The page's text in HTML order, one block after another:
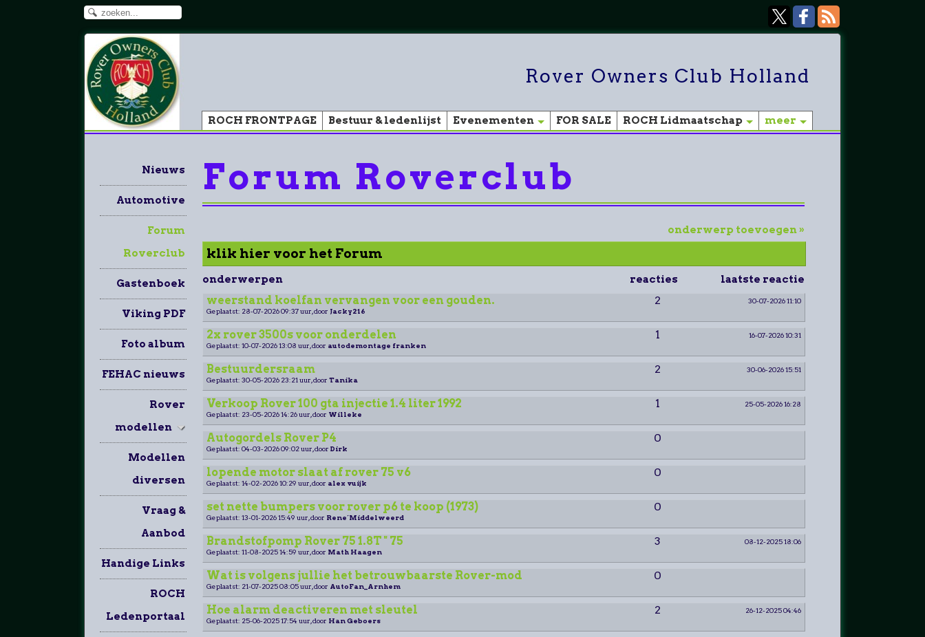
Rover Owners Club Holland
ROCH FRONTPAGE Bestuur & ledenlijst Evenementen FOR SALE ROCH Lidmaatschap meer
Nieuws
Automotive
Forum
Roverclub
Gastenboek
Viking PDF
Foto album
FEHAC nieuws
Rover
modellen
Modellen
diversen
Vraag &
Aanbod
Handige Links
ROCH
Ledenportaal
Forum Roverclub
onderwerp toevoegen »
klik hier voor het Forum
onderwerpen reacties laatste reactie
weerstand koelfan vervangen voor een gouden. 2
30-07-2026 11:10
Geplaatst: 28-07-2026 09:37 uur, door Jacky216
2x rover 3500s voor onderdelen 1
16-07-2026 10:31
Geplaatst: 10-07-2026 13:08 uur, door autodemontage franken
Bestuurdersraam 2
30-06-2026 15:51
Geplaatst: 30-05-2026 23:21 uur, door Tanika
Verkoop Rover 100 gta injectie 1.4 liter 1992 1
25-05-2026 16:28
Geplaatst: 23-05-2026 14:26 uur, door Willeke
Autogordels Rover P4 0
Geplaatst: 04-03-2026 09:02 uur, door Dirk
lopende motor slaat af rover 75 v6 0
Geplaatst: 14-02-2026 10:29 uur, door alex vuijk
set nette bumpers voor rover p6 te koop (1973) 0
Geplaatst: 13-01-2026 15:49 uur, door Rene´Middelweerd
Brandstofpomp Rover 75 1.8T " 75 3
08-12-2025 18:06
Geplaatst: 11-08-2025 14:59 uur, door Math Haagen
Wat is volgens jullie het betrouwbaarste Rover-mod 0
Geplaatst: 21-07-2025 08:05 uur, door AutoFan_Arnhem
Hoe alarm deactiveren met sleutel 2
26-12-2025 04:46
Geplaatst: 25-06-2025 17:54 uur, door Han Geboers